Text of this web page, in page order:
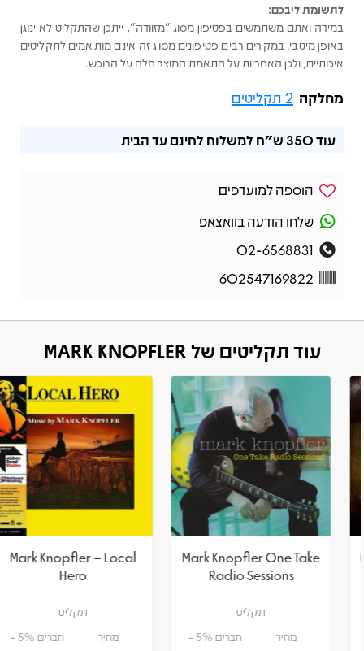
לתשומת ליבכם:
במידה ואתם משתמשים בפטיפון מסוג "מזוודה", ייתכן שהתקליט לא ינוגן
באופן מיטבי. במקרים רבים פטיפונים מסוג זה אינם מותאמים לתקליטים
איכותיים, ולכן האחריות על התאמת המוצר חלה על הרוכש.
מחלקה 2 תקליטים
עוד350 ש"ח למשלוח לחינם עד הבית
הוספה למועדפים
שלחו הודעה בוואצאפ
02-6568831
602547169822
עוד תקליטים של MARK KNOPFLER
Mark Knopfler One Take
Radio Sessions
תקליט
חברים 5% -
Mark Knopfler – Local
Hero
תקליט
מחיר חברים 5% -